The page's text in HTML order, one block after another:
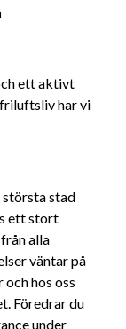
ett aktivt
har vi
största stad
ett stort
alla
väntar på
hos oss
Föredrar du
under